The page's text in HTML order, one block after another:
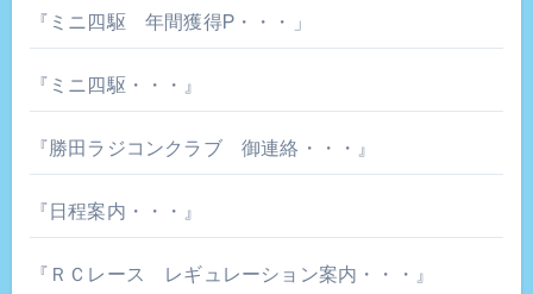
『ミニ四駆 年間獲得P・・・」
『ミニ四駆・・・』
『勝田ラジコンクラブ 御連絡・・・』
『日程案内・・・』
『ＲＣレース レギュレーション案内・・・』